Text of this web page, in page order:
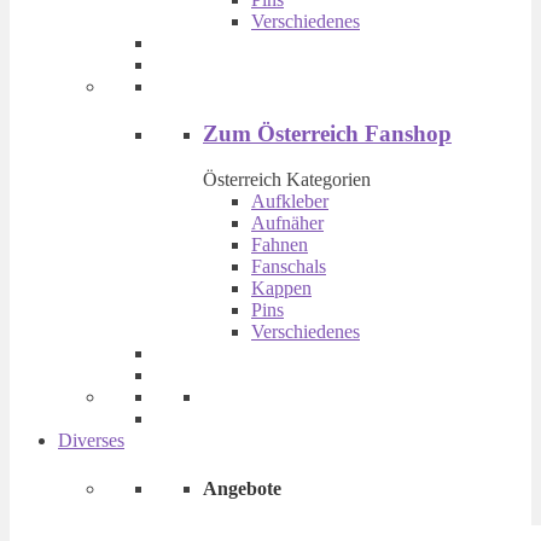
der
Verschiedenes
Zum Österreich Fanshop
Österreich Kategorien
Aufkleber
Aufnäher
Fahnen
Fanschals
Kappen
Pins
Verschiedenes
Diverses
Angebote